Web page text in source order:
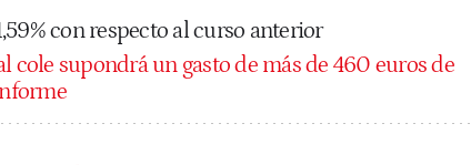
con respecto al curso anterior
cole supondrá un gasto de más de 460 euros de